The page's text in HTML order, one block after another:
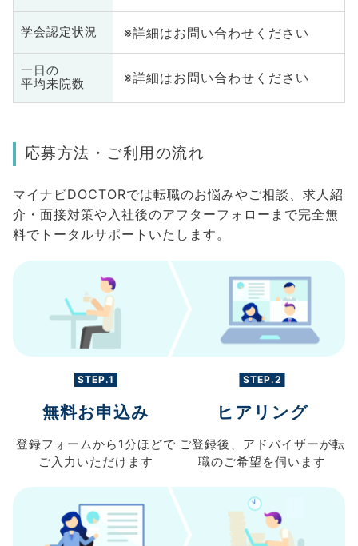
学会認定状況 ※詳細はお問い合わせください
一日の
平均来院数
※詳細はお問い合わせください
応募方法・ご利用の流れ
マイナビDOCTORでは転職のお悩みやご相談、求人紹
介・面接対策や入社後のアフターフォローまで完全無
料でトータルサポートいたします。
STEP.1
無料お申込み
登録フォームから 1分ほどで
ご入力 いただけます
STEP.2
ヒアリング
ご登録後、 アドバイザーが転
職のご希望を伺います